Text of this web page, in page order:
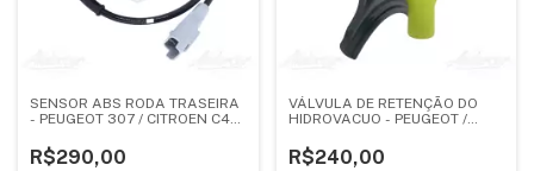
SENSOR ABS RODA TRASEIRA
- PEUGEOT 307 / CITROEN C4
4545H7 (ORIGINAL)
R$290,00
VÁLVULA DE RETENÇÃO DO
HIDROVACUO - PEUGEOT /
R$240,00